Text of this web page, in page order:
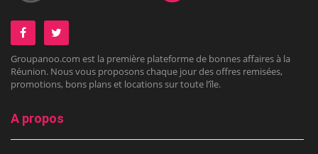
Groupanoo.com est la première plateforme de bonnes affaires à la
Réunion. Nous vous proposons chaque jour des offres remisées,
promotions, bons plans et locations sur toute l’île.
A propos